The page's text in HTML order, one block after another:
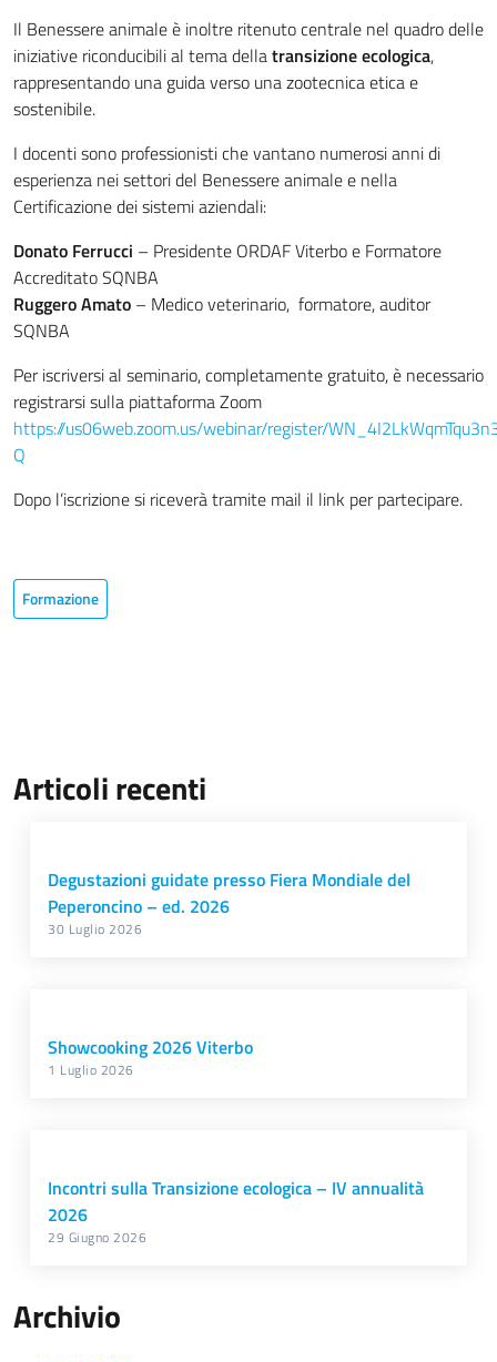
Il Benessere animale è inoltre ritenuto centrale nel quadro delle
iniziative riconducibili al tema dellatransizione ecologica,
rappresentando una guida verso una zootecnica etica e
sostenibile.
I docenti sono professionisti che vantano numerosi anni di
esperienza nei settori del Benessere animale e nella
Certificazione dei sistemi aziendali:
Donato Ferrucci – Presidente ORDAF Viterbo e Formatore
Accreditato SQNBA
Ruggero Amato – Medico veterinario, formatore, auditor
SQNBA
Per iscriversi al seminario, completamente gratuito, è necessario
registrarsi sulla piattaforma Zoom
https://us06web.zoom.us/webinar/register/
Q
Dopo l’iscrizione si riceverà tramite mail il link per partecipare.
Formazione
Articoli recenti
Degustazioni guidate presso Fiera Mondiale del
Peperoncino – ed. 2026
30 Luglio 2026
Showcooking 2026 Viterbo
1 Luglio 2026
Incontri sulla Transizione ecologica – IV annualità
2026
29 Giugno 2026
Archivio